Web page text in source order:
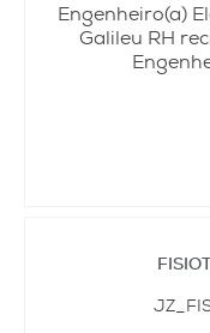
Engenheiro(a)
Galileu RH